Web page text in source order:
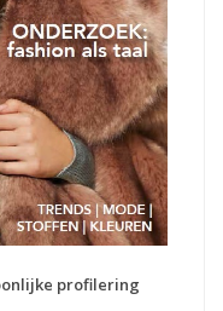
profilering